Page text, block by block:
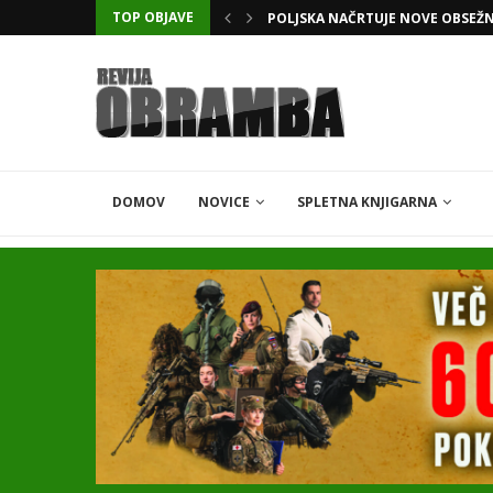
TOP OBJAVE POLJSKA NAČRTUJE NOVE
DOMOV NOVICE SPLETNA KNJIGARNA